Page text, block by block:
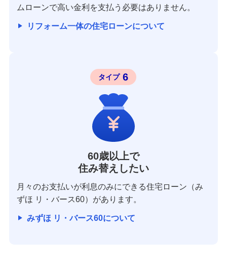
ムローンで高い金利を支払う必要はありません。
リフォーム一体の住宅ローンについて
タイプ 6
60歳以上で
住み替えしたい
月々のお支払いが利息のみにできる住宅ローン（み
ずほ リ・バース60）があります。
みずほ リ・バース60について